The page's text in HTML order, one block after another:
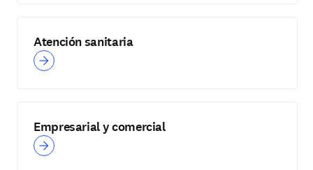
Atención sanitaria
Empresarial y comercial